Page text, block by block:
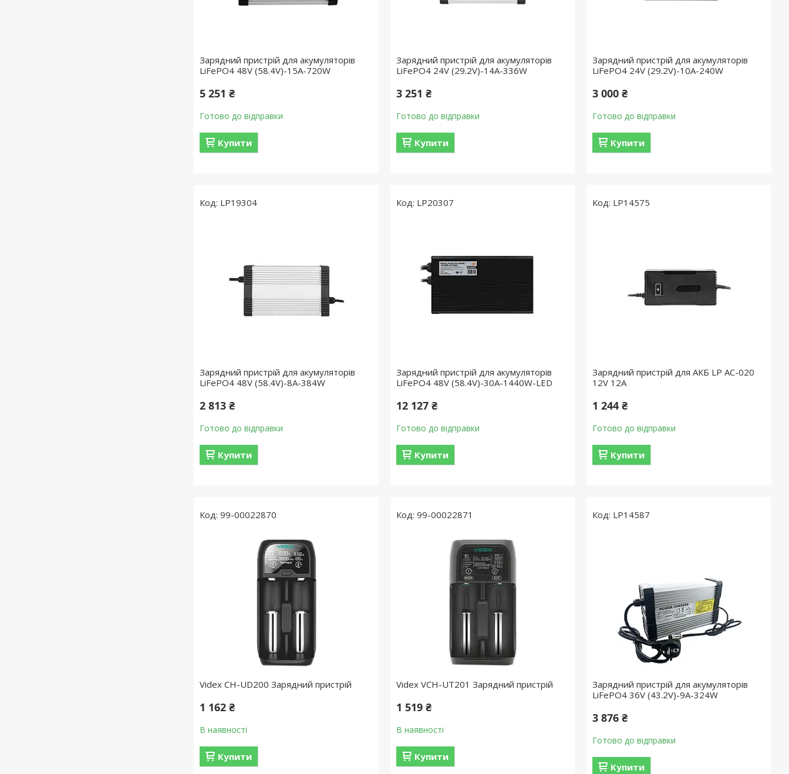
Зарядний пристрій для акумуляторів
LiFePO4 48V (58.4V)-15A-720W
5 251 ₴
Готово до відправки
Купити
Зарядний пристрій для акумуляторів
LiFePO4 24V (29.2V)-14A-336W
3 251 ₴
Готово до відправки
Купити
Зарядний пристрій для акумуляторів
LiFePO4 24V (29.2V)-10A-240W
3 000 ₴
Готово до відправки
Купити
LP19304
Зарядний пристрій для акумуляторів
LiFePO4 48V (58.4V)-8A-384W
2 813 ₴
Готово до відправки
Купити
LP20307
Зарядний пристрій для акумуляторів
LiFePO4 48V (58.4V)-30A-1440W-LED
12 127 ₴
Готово до відправки
Купити
LP14575
Зарядний пристрій для АКБ LP AC-020
12V 12A
1 244 ₴
Готово до відправки
Купити
99-00022870
Videx CH-UD200 Зарядний пристрій
1 162 ₴
В наявності
Купити
99-00022871
Videx VCH-UT201 Зарядний пристрій
1 519 ₴
В наявності
Купити
LP14587
Зарядний пристрій для акумуляторів
LiFePO4 36V (43.2V)-9A-324W
3 876 ₴
Готово до відправки
Купити